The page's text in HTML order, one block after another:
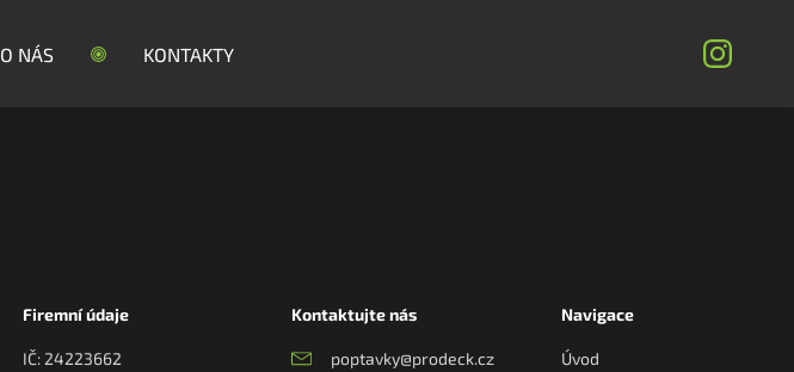
O NÁS KONTAKTY
Firemní údaje
IČ: 24223662
Kontaktujte nás
poptavky@prodeck.cz
Navigace
Úvod